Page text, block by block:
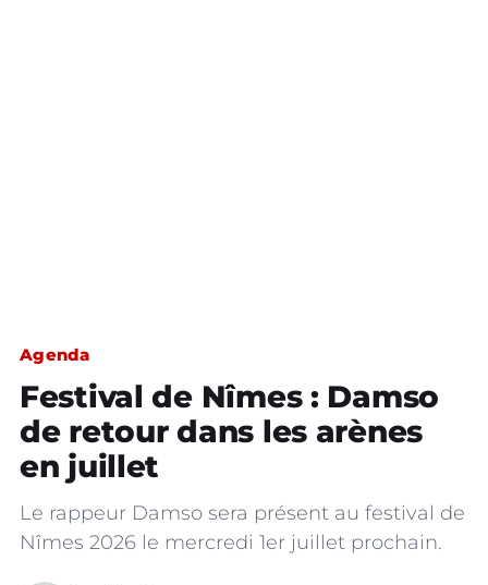
Agenda
Festival de Nîmes : Damso
de retour dans les arènes
en juillet
Le rappeur Damso sera présent au festival de
Nîmes 2026 le mercredi 1er juillet prochain.